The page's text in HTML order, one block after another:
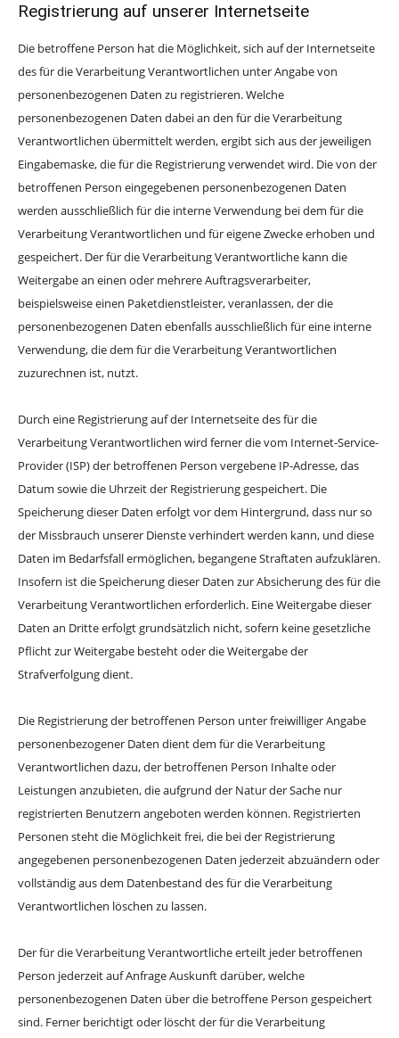
Registrierung auf unserer Internetseite
Die betroffene Person hat die Möglichkeit, sich auf der Internetseite
des für die Verarbeitung Verantwortlichen unter Angabe von
personenbezogenen Daten zu registrieren. Welche
personenbezogenen Daten dabei an den für die Verarbeitung
Verantwortlichen übermittelt werden, ergibt sich aus der jeweiligen
Eingabemaske, die für die Registrierung verwendet wird. Die von der
betroffenen Person eingegebenen personenbezogenen Daten
werden ausschließlich für die interne Verwendung bei dem für die
Verarbeitung Verantwortlichen und für eigene Zwecke erhoben und
gespeichert. Der für die Verarbeitung Verantwortliche kann die
Weitergabe an einen oder mehrere Auftragsverarbeiter,
beispielsweise einen Paketdienstleister, veranlassen, der die
personenbezogenen Daten ebenfalls ausschließlich für eine interne
Verwendung, die dem für die Verarbeitung Verantwortlichen
zuzurechnen ist, nutzt.
Durch eine Registrierung auf der Internetseite des für die
Verarbeitung Verantwortlichen wird ferner die vom Internet-Service-
Provider (ISP) der betroffenen Person vergebene IP-Adresse, das
Datum sowie die Uhrzeit der Registrierung gespeichert. Die
Speicherung dieser Daten erfolgt vor dem Hintergrund, dass nur so
der Missbrauch unserer Dienste verhindert werden kann, und diese
Daten im Bedarfsfall ermöglichen, begangene Straftaten aufzuklären.
Insofern ist die Speicherung dieser Daten zur Absicherung des für die
Verarbeitung Verantwortlichen erforderlich. Eine Weitergabe dieser
Daten an Dritte erfolgt grundsätzlich nicht, sofern keine gesetzliche
Pflicht zur Weitergabe besteht oder die Weitergabe der
Strafverfolgung dient.
Die Registrierung der betroffenen Person unter freiwilliger Angabe
personenbezogener Daten dient dem für die Verarbeitung
Verantwortlichen dazu, der betroffenen Person Inhalte oder
Leistungen anzubieten, die aufgrund der Natur der Sache nur
registrierten Benutzern angeboten werden können. Registrierten
Personen steht die Möglichkeit frei, die bei der Registrierung
angegebenen personenbezogenen Daten jederzeit abzuändern oder
vollständig aus dem Datenbestand des für die Verarbeitung
Verantwortlichen löschen zu lassen.
Der für die Verarbeitung Verantwortliche erteilt jeder betroffenen
Person jederzeit auf Anfrage Auskunft darüber, welche
personenbezogenen Daten über die betroffene Person gespeichert
sind. Ferner berichtigt oder löscht der für die Verarbeitung